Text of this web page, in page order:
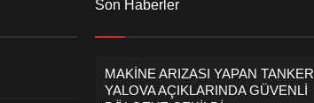
Son Haberler
MAKİNE ARIZASI YAPAN TANKER
YALOVA AÇIKLARINDA GÜVENLİ